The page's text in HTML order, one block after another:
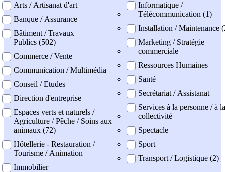
Arts / Artisanat d'art
Banque / Assurance
Bâtiment / Travaux
Publics (502)
Commerce / Vente
Communication / Multimédia
Conseil / Etudes
Direction d'entreprise
Espaces verts et naturels /
Agriculture / Pêche / Soins aux
animaux (72)
Hôtellerie - Restauration /
Tourisme / Animation
Immobilier
Informatique /
Télécommunication (1)
Installation / Maintenance
Marketing / Stratégie
commerciale
Ressources Humaines
Santé
Secrétariat / Assistanat
Services à la personne / à la
collectivité
Spectacle
Sport
Transport / Logistique (2)